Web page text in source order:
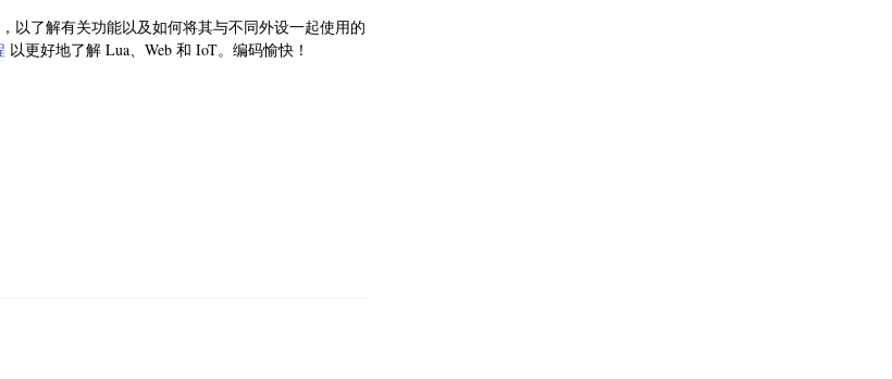
以了解有关功能以及如何将其与不同外设一起使用的
以更好地了解 Lua、Web 和 IoT。编码愉快！